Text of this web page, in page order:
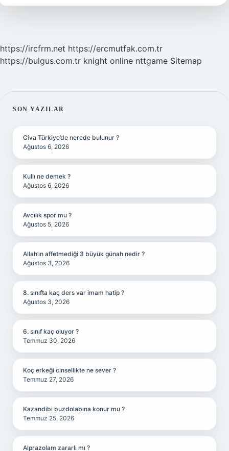
nedir
https://ircfrm.net https://ercmutfak.com.tr
https://bulgus.com.tr knight online nttgame Sitemap
SIDEBAR
SON YAZILAR
Civa Türkiye’de nerede bulunur ?
Ağustos 6, 2026
Kullı ne demek ?
Ağustos 6, 2026
Avcılık spor mu ?
Ağustos 5, 2026
Allah’ın affetmediği 3 büyük günah nedir ?
Ağustos 3, 2026
8. sınıfta kaç ders var imam hatip ?
Ağustos 3, 2026
6. sınıf kaç oluyor ?
Temmuz 30, 2026
Koç erkeği cinsellikte ne sever ?
Temmuz 27, 2026
Kazandibi buzdolabına konur mu ?
Temmuz 25, 2026
Alprazolam zararlı mı ?